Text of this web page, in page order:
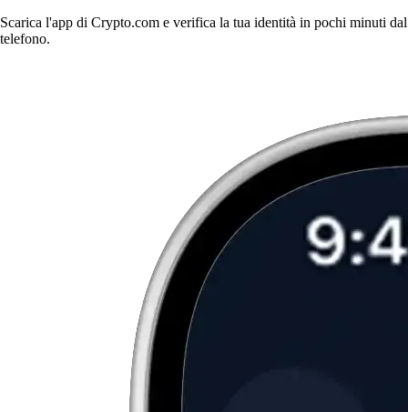
Scarica l'app di Crypto.com e verifica la tua identità in pochi minuti dal
telefono.